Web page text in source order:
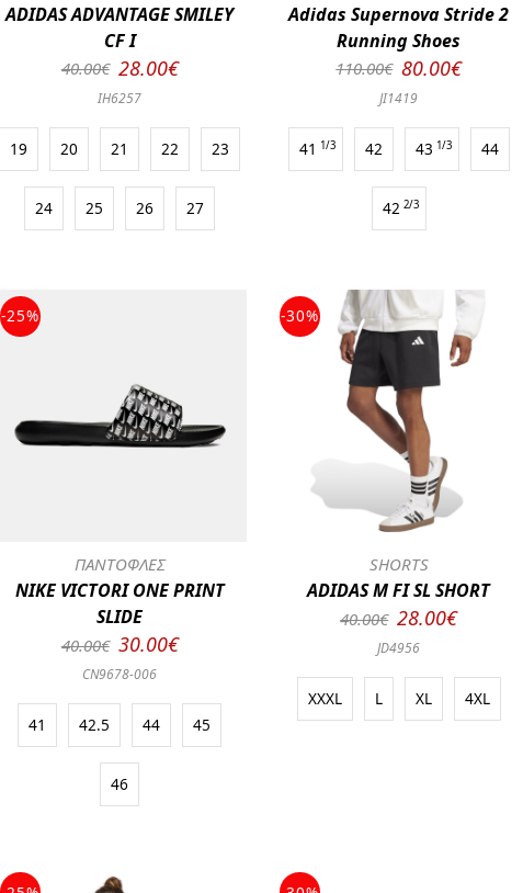
ADIDAS ADVANTAGE SMILEY
CF I
40.00€ 28.00€
IH6257
19 20 21 22 23
24 25 26 27
Adidas Supernova Stride 2
Running Shoes
110.00€ 80.00€
JI1419
41 1/3 42 43 1/3 44
42 2/3
-25%
ΠΑΝΤΟΦΛΕΣ
NIKE VICTORI ONE PRINT
SLIDE
40.00€ 30.00€
CN9678-006
41 42.5 44 45
46
-30%
SHORTS
ADIDAS M FI SL SHORT
40.00€ 28.00€
JD4956
XXXL L XL 4XL